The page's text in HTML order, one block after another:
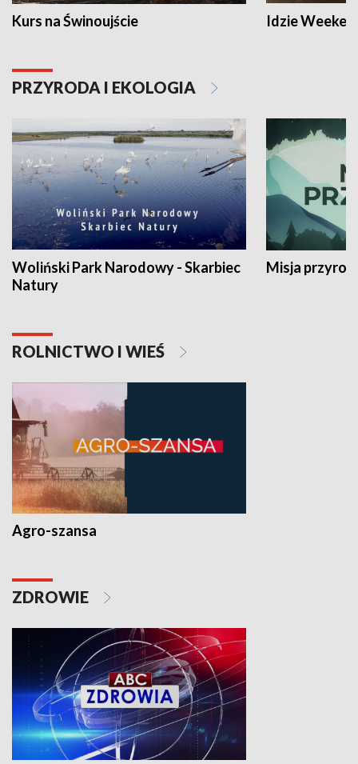
Kurs na Świnoujście Idzie
PRZYRODA I EKOLOGIA
Woliński Park Narodowy - Skarbiec
Natury
Misja
ROLNICTWO I WIEŚ
Agro-szansa
ZDROWIE